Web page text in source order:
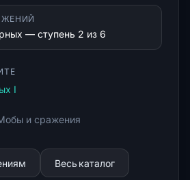
— ступень 2 из 6
I
и сражения
Весь каталог